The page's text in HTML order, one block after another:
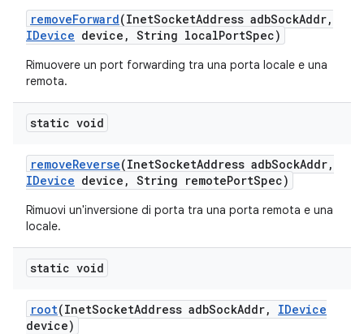
removeForward(InetSocketAddress adbSockAddr,
IDevice device , String localPortSpec)
Rimuovere un port forwarding tra una porta locale e una
remota.
static void
removeReverse(InetSocketAddress adbSockAddr,
IDevice device , String remotePortSpec)
Rimuovi un'inversione di porta tra una porta remota e una
locale.
static void
root(InetSocketAddress adbSockAddr,
IDevice
device)